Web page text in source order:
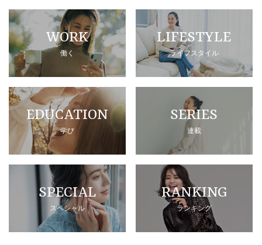
WORK
働く
LIFESTYLE
ライフスタイル
EDUCATION
学び
SERIES
連載
SPECIAL
スペシャル
RANKING
ランキング